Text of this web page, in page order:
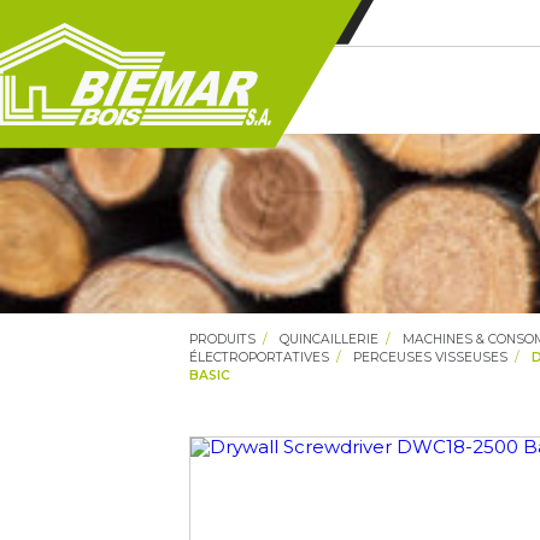
PRODUITS QUINCAILLERIE MACHINES &
ÉLECTROPORTATIVES
PERCEUSES VISSEUSES
BASIC